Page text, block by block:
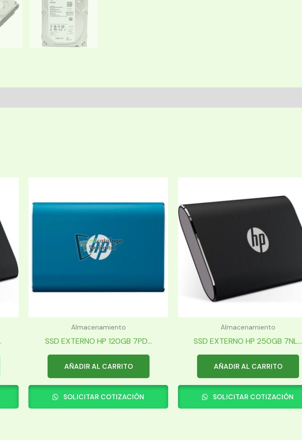
Almacenamiento
SSD EXTERNO HP 120GB 7PD...
AÑADIR AL CARRITO
SOLICITAR COTIZACIÓN
Almacenamiento
SSD EXTERNO HP 250GB 7NL...
AÑADIR AL CARRITO
SOLICITAR COTIZACIÓN